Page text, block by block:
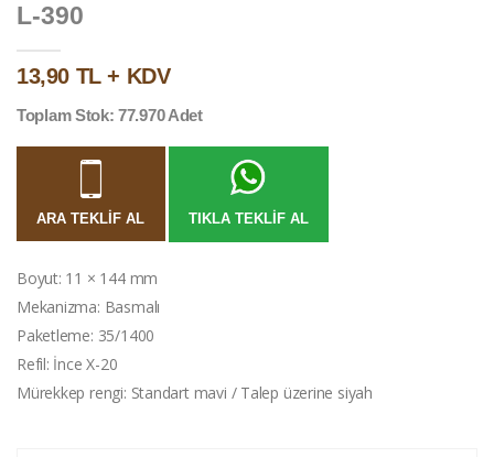
L-390
13,90 TL + KDV
Toplam Stok: 77.970 Adet
ARA TEKLIF AL TIKLA TEKLIF AL
Boyut: 11 × 144 mm
Mekanizma: Basmalı
Paketleme: 35/1400
Refil: İnce X-20
Mürekkep rengi: Standart mavi / Talep üzerine siyah